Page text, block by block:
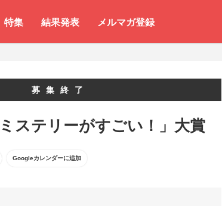
特集 結果発表 メルマガ登録
募集終了
ステリーがすごい！」大賞
Googleカレンダーに追加